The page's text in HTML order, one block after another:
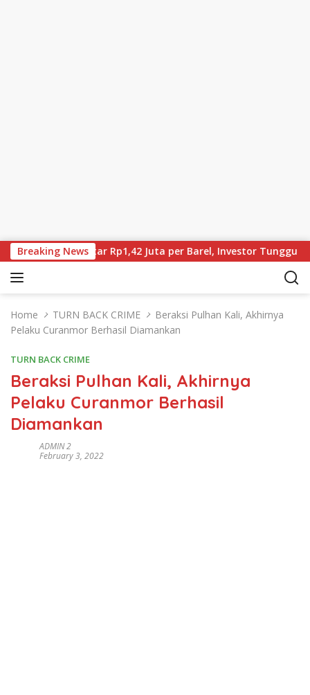
Breaking News
Kini Sekitar Rp1,42 Juta per Barel, Investor Tunggu Hasil
Home TURN BACK CRIME
Beraksi Pulhan Kali, Akhirnya
Pelaku Curanmor Berhasil Diamankan
TURN BACK CRIME
Beraksi Pulhan Kali, Akhirnya
Pelaku Curanmor Berhasil
Diamankan
ADMIN 2
February 3, 2022